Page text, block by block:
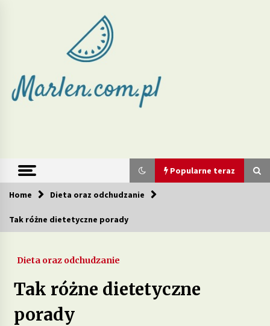
i zdrowe diety
Popularne teraz
Popularne teraz
2 tygodnie ago
Jakie są zalety stosowania diety opartej na
produktach pełnoziarnistych?
Home Dieta oraz odchudzanie
Tak różne dietetyczne porady
Dieta oraz odchudzanie
Tak różne dietetyczne
porady